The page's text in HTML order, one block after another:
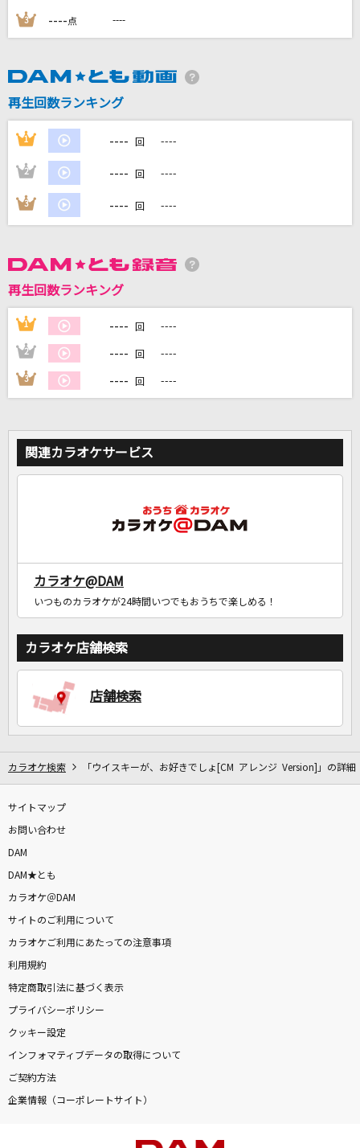
カラオケ最新情報をチェック！
3 ----点 ----
再生回数ランキング
1 ---- 回 ----
2 ---- 回 ----
3 ---- 回 ----
再生回数ランキング
1 ---- 回 ----
2 ---- 回 ----
3 ---- 回 ----
関連カラオケサービス
カラオケ@DAM
いつものカラオケが24時間いつでもおうちで楽しめる！
カラオケ店舗検索
店舗検索
カラオケ検索 「ウイスキーが、お好きでしょ[CM アレンジ Version]」の詳細
サイトマップ
お問い合わせ
DAM
DAM★とも
カラオケ＠DAM
サイトのご利用について
カラオケご利用にあたっての注意事項
利用規約
特定商取引法に基づく表示
プライバシーポリシー
クッキー設定
インフォマティブデータの取得について
ご契約方法
企業情報（コーポレートサイト）